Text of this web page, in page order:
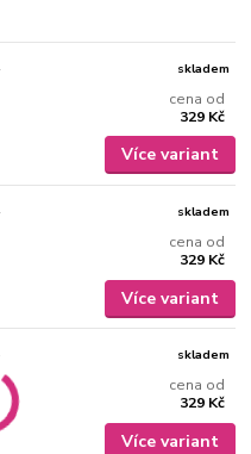
cena od
329 Kč
skladem
Více variant
cena od
329 Kč
skladem
Více variant
cena od
329 Kč
skladem
Více variant